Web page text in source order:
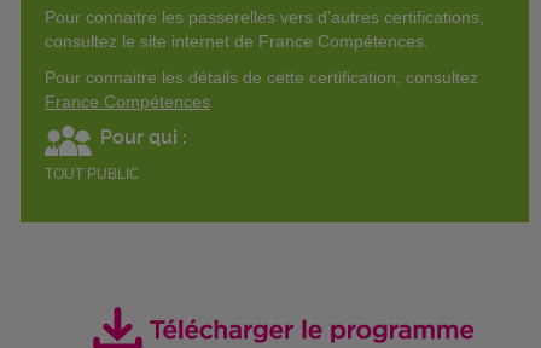
Pour connaitre les passerelles vers d'autres certifications,
consultez le site internet de France Compétences.
Pour connaitre les détails de cette certification, consultez
France Compétences
Pour qui :
TOUT PUBLIC